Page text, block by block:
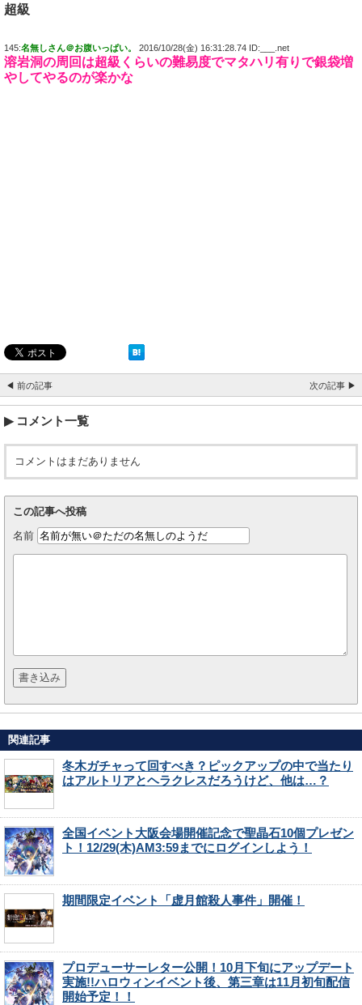
超級
145:名無しさん＠お腹いっぱい。 2016/10/28(金) 16:31:28.74 ID:___.net
溶岩洞の周回は超級くらいの難易度でマタハリ有りで銀袋増
やしてやるのが楽かな
◀ 前の記事 次の記事 ▶
コメント一覧
コメントはまだありません
この記事へ投稿
名前
関連記事
冬木ガチャって回すべき？ピックアップの中で当たり
はアルトリアとヘラクレスだろうけど、他は…？
全国イベント大阪会場開催記念で聖晶石10個プレゼン
ト！12/29(木)AM3:59までにログインしよう！
期間限定イベント「虚月館殺人事件」開催！
プロデューサーレター公開！10月下旬にアップデート
実施!!ハロウィンイベント後、第三章は11月初旬配信
開始予定！！